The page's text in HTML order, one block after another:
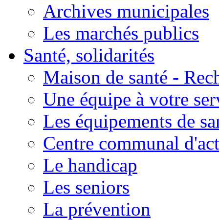
Archives municipales
Les marchés publics
Santé, solidarités
Maison de santé -
Une équipe à votre
Les équipements de
Centre communal
Le handicap
Les seniors
La prévention